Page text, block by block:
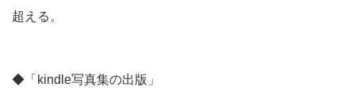
超える。
◆「kindle写真集の出版」